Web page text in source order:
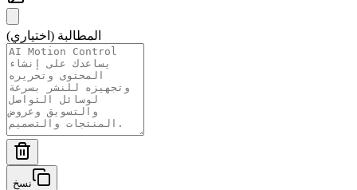
المطالبة (اختياري)
نسخ